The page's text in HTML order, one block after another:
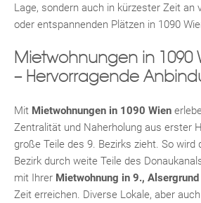
Lage, sondern auch in kürzester Zeit an
oder entspannenden Plätzen in 1090
Mietwohnungen in 1090
– Hervorragende
Mit Mietwohnungen in 1090 Wien
Zentralität und Naherholung aus erster
große Teile des 9. Bezirks zieht. So wird
Bezirk durch weite Teile des
mit Ihrer Mietwohnung in 9.,
Zeit erreichen. Diverse Lokale, aber